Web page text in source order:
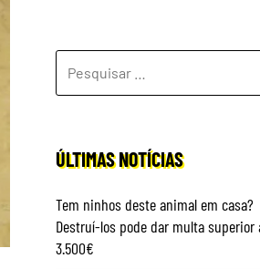
POR:
ÚLTIMAS NOTÍCIAS
Tem ninhos deste animal em casa?
Destruí-los pode dar multa superior
3.500€